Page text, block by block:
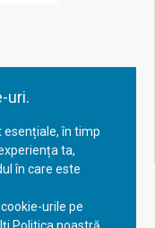
uri.
esențiale, în timp
ta,
în care este
urile pe